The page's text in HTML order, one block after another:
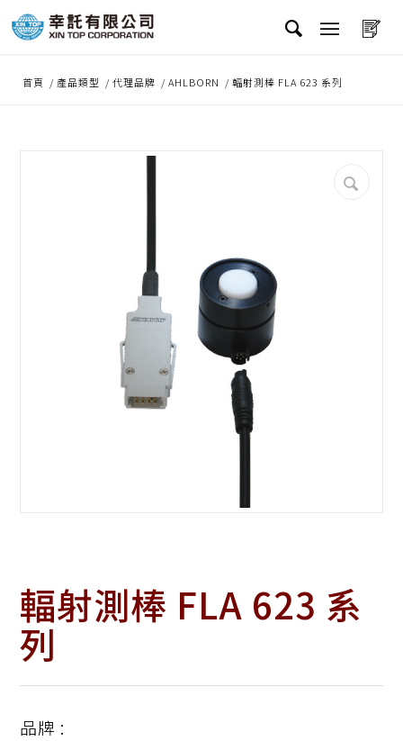
首頁 / 產品類型 / 代理品牌 / AHLBORN / 輻射測棒 FLA 623 系列
輻射測棒 FLA 623 系
列
品牌 :